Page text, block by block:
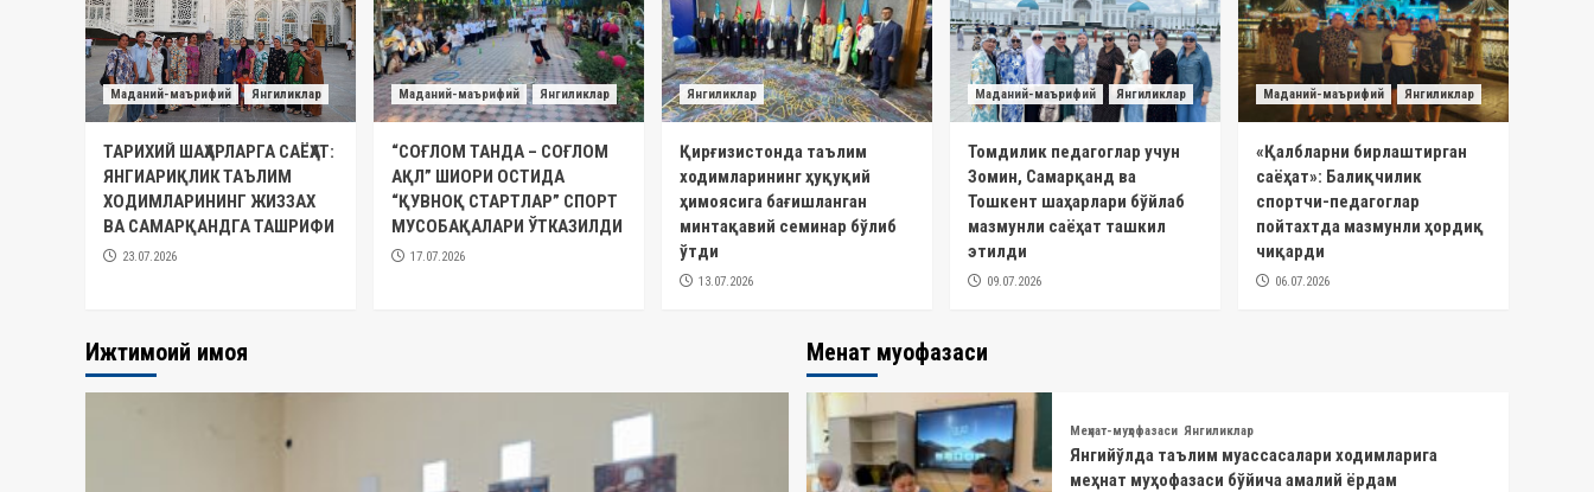
Маданий-маърифий Янгиликлар
ТАРИХИЙ ШАҲАРЛАРГА САЁҲАТ:
ЯНГИАРИҚЛИК ТАЪЛИМ
ХОДИМЛАРИНИНГ ЖИЗЗАХ
ВА САМАРҚАНДГА ТАШРИФИ
23.07.2026
Маданий-маърифий Янгиликлар
“СОҒЛОМ ТАНДА – СОҒЛОМ
АҚЛ” ШИОРИ ОСТИДА
“ҚУВНОҚ СТАРТЛАР” СПОРТ
МУСОБАҚАЛАРИ ЎТКАЗИЛДИ
17.07.2026
Янгиликлар
Қирғизистонда таълим
ходимларининг ҳуқуқий
ҳимоясига бағишланган
минтақавий семинар бўлиб
ўтди
13.07.2026
Маданий-маърифий Янгиликлар
Томдилик педагоглар учун
Зомин, Самарқанд ва
Тошкент шаҳарлари бўйлаб
мазмунли саёҳат ташкил
этилди
09.07.2026
Маданий-маърифий Янгиликлар
«Қалбларни бирлаштирган
саёҳат»: Балиқчилик
спортчи-педагоглар
пойтахтда мазмунли ҳордиқ
чиқарди
06.07.2026
Ижтимоий ҳимоя Меҳнат муҳофазаси
Меҳнат-муҳофазаси Янгиликлар
Янгийўлда таълим муассасалари ходимларига
меҳнат муҳофазаси бўйича амалий ёрдам